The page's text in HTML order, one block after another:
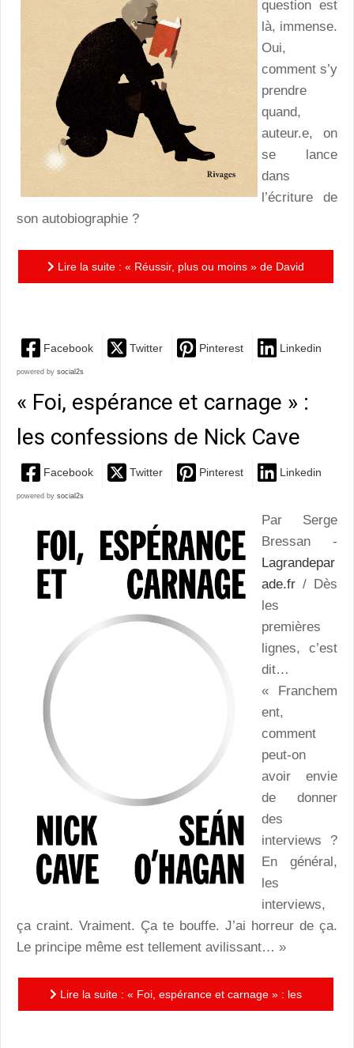
question est
là, immense.
Oui,
comment s’y
prendre
quand,
auteur.e, on
se lance
dans
l’écriture de
son autobiographie ?
Lire la suite : « Réussir, plus ou moins » de David
Facebook Twitter Pinterest Linkedin
powered by social2s
« Foi, espérance et carnage » :
les confessions de Nick Cave
Facebook Twitter Pinterest Linkedin
powered by social2s
Par Serge
Bressan -
Lagrandepar
ade.fr / Dès
les
premières
lignes, c’est
dit…
« Franchem
ent,
comment
peut-on
avoir envie
de donner
des
interviews ?
En général,
les
interviews,
ça craint. Vraiment. Ça te bouffe. J’ai horreur de ça.
Le principe même est tellement avilissant… »
Lire la suite : « Foi, espérance et carnage » : les